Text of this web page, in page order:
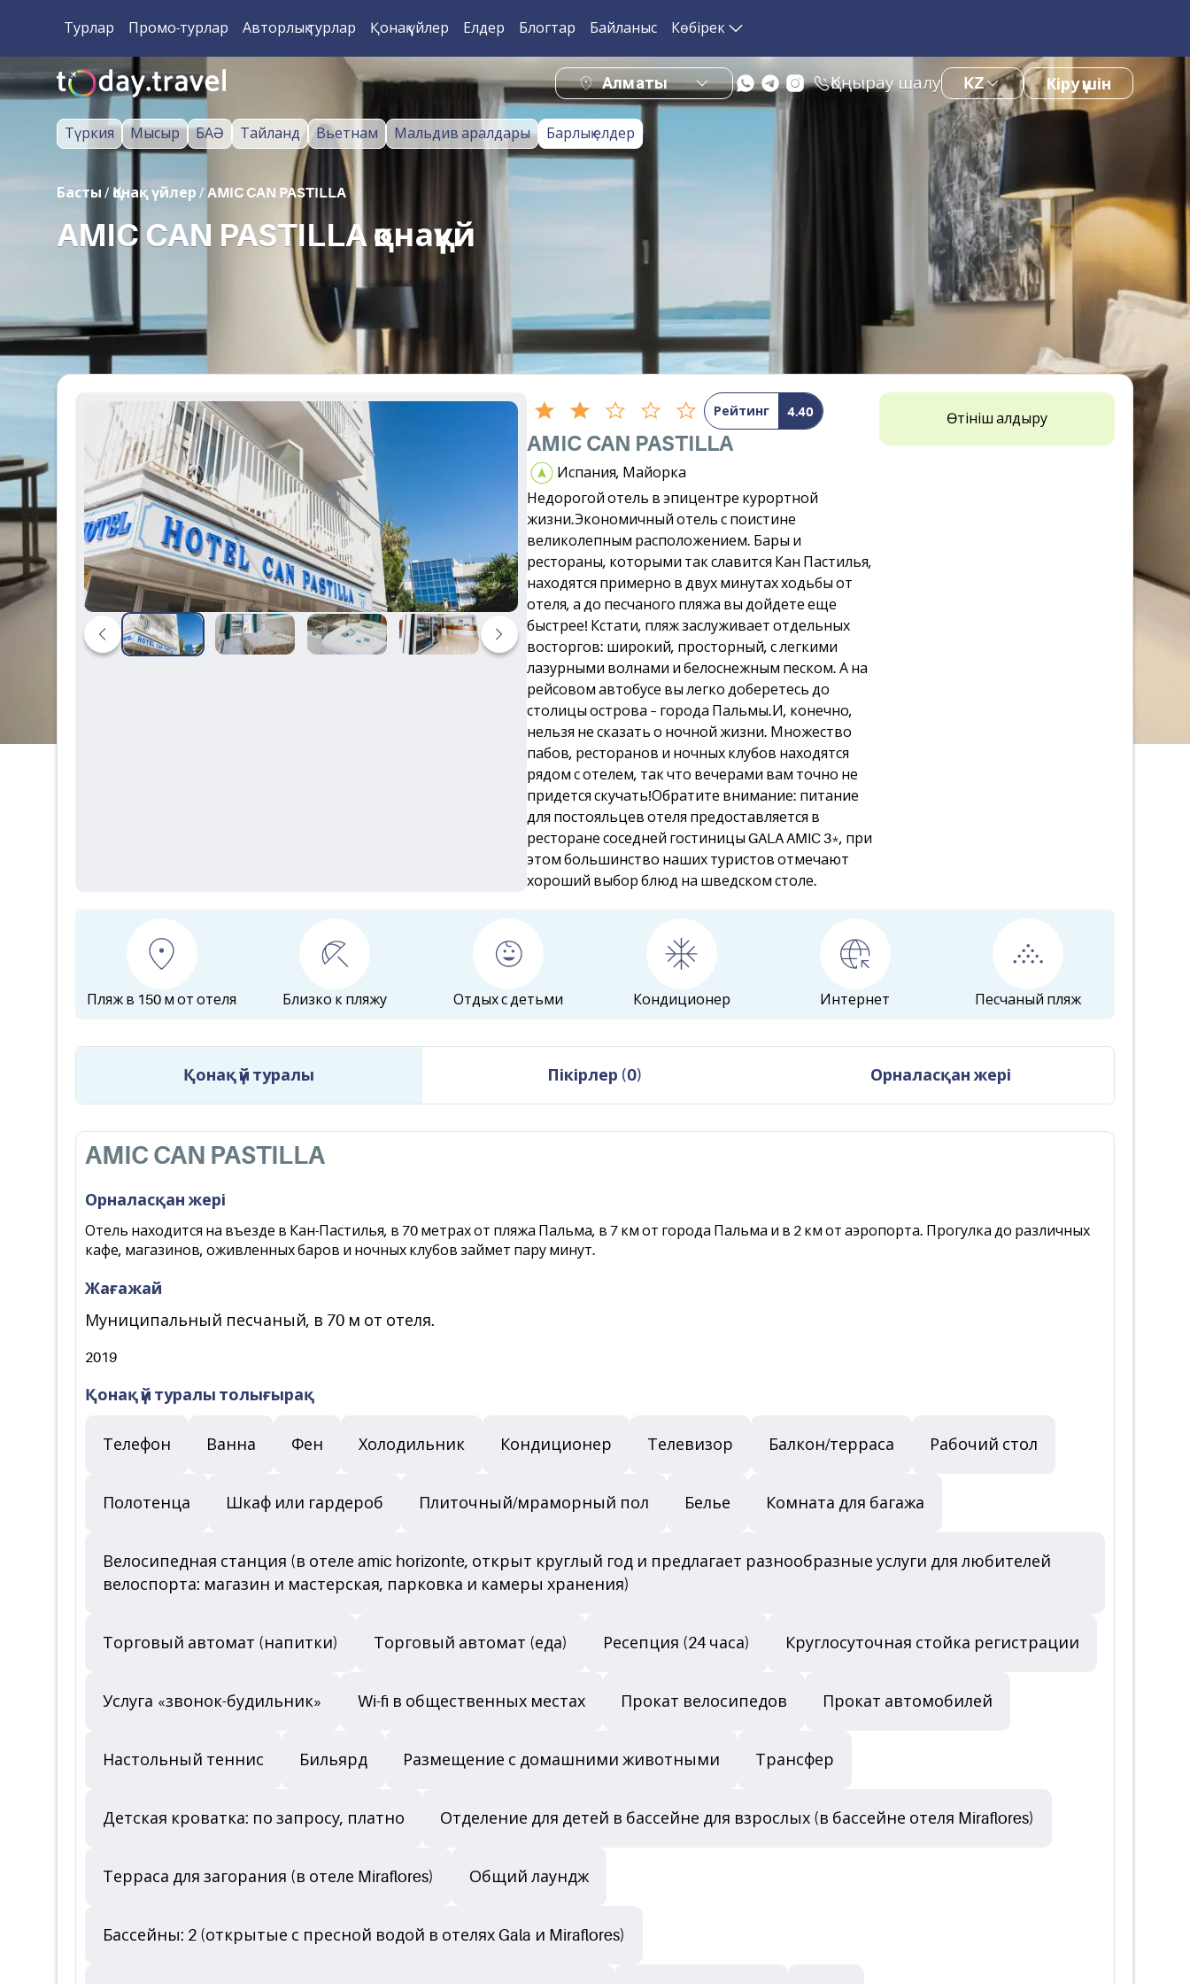
Турлар Промо-турлар Авторлық турлар Қонақ үйлер Елдер Блогтар Байланыс Көбірек
Алматы Қоңырау шалу KZ Кіру үшін
Түркия Мысыр БАӘ Тайланд Вьетнам Мальдив аралдары Барлық елдер
Басты / Қонақ үйлер / AMIC CAN PASTILLA
AMIC CAN PASTILLA қонақүй
Рейтинг 4.40
AMIC CAN PASTILLA
Испания, Майорка
Недорогой отель в эпицентре курортной
жизни.Экономичный отель с поистине
великолепным расположением. Бары и
рестораны, которыми так славится Кан Пастилья,
находятся примерно в двух минутах ходьбы от
отеля, а до песчаного пляжа вы дойдете еще
быстрее! Кстати, пляж заслуживает отдельных
восторгов: широкий, просторный, с легкими
лазурными волнами и белоснежным песком. А на
рейсовом автобусе вы легко доберетесь до
столицы острова – города Пальмы.И, конечно,
нельзя не сказать о ночной жизни. Множество
пабов, ресторанов и ночных клубов находятся
рядом с отелем, так что вечерами вам точно не
придется скучать!Обратите внимание: питание
для постояльцев отеля предоставляется в
ресторане соседней гостиницы GALA AMIC 3*, при
этом большинство наших туристов отмечают
хороший выбор блюд на шведском столе.
Өтініш қалдыру
Пляж в 150 м от отеля Близко к пляжу Отдых с детьми Кондиционер Интернет Песчаный пляж
Қонақ үй туралы Пікірлер (0) Орналасқан жері
AMIC CAN PASTILLA
Орналасқан жері
Отель находится на въезде в Кан-Пастилья, в 70 метрах от пляжа Пальма, в 7 км от города Пальма и в 2 км от аэропорта. Прогулка до различных
кафе, магазинов, оживленных баров и ночных клубов займет пару минут.
Жағажай
Муниципальный песчаный, в 70 м от отеля.
2019
Қонақ үй туралы толығырақ
Телефон Ванна Фен Холодильник Кондиционер Телевизор Балкон/терраса Рабочий стол
Полотенца Шкаф или гардероб Плиточный/мраморный пол Белье Комната для багажа
Велосипедная станция (в отеле amic horizonte, открыт круглый год и предлагает разнообразные услуги для любителей
велоспорта: магазин и мастерская, парковка и камеры хранения)
Торговый автомат (напитки) Торговый автомат (еда) Ресепция (24 часа) Круглосуточная стойка регистрации
Услуга «звонок-будильник» Wi-fi в общественных местах Прокат велосипедов Прокат автомобилей
Настольный теннис Бильярд Размещение с домашними животными Трансфер
Детская кроватка: по запросу, платно Отделение для детей в бассейне для взрослых (в бассейне отеля Miraflores)
Терраса для загорания (в отеле Miraflores) Общий лаундж
Бассейны: 2 (открытые с пресной водой в отелях Gala и Miraflores)